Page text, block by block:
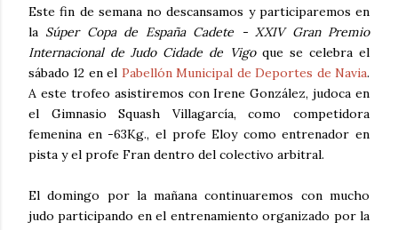
Este fin de semana no descansamos y participaremos en
la Súper Copa de España Cadete - XXIV Gran Premio
Internacional de Judo Cidade de Vigoque se celebra el
sábado 12 en el Pabellón Municipal de Deportes de Navia.
A este trofeo asistiremos con Irene González, judoca en
el Gimnasio Squash Villagarcía, como competidora
femenina en -63Kg., el profe Eloy como entrenador en
pista y el profe Fran dentro del colectivo arbitral.
El domingo por la mañana continuaremos con mucho
judo participando en el entrenamiento organizado por la